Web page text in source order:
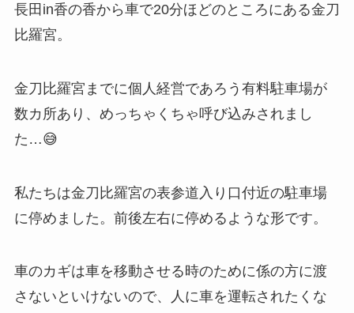
長田in香の香から車で20分ほどのところにある金刀
比羅宮。
金刀比羅宮までに個人経営であろう有料駐車場が
数カ所あり、めっちゃくちゃ呼び込みされまし
た…😅
私たちは金刀比羅宮の表参道入り口付近の駐車場
に停めました。前後左右に停めるような形です。
車のカギは車を移動させる時のために係の方に渡
さないといけないので、人に車を運転されたくな